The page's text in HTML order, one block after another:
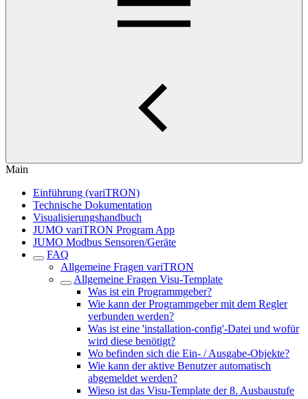
Main
Einführung (variTRON)
Technische Dokumentation
Visualisierungshandbuch
JUMO variTRON Program App
JUMO Modbus Sensoren/Geräte
FAQ
Allgemeine Fragen variTRON
Allgemeine Fragen Visu-Template
Was ist ein Programmgeber?
Wie kann der Programmgeber mit dem Regler
verbunden werden?
Was ist eine 'installation-config'-Datei und wofür
wird diese benötigt?
Wo befinden sich die Ein- / Ausgabe-Objekte?
Wie kann der aktive Benutzer automatisch
abgemeldet werden?
Wieso ist das Visu-Template der 8. Ausbaustufe